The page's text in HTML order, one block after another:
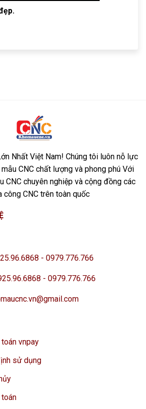
Nhất Việt Nam! Chúng tôi luôn nỗ lực
CNC chất lượng và phong phú Với
CNC chuyên nghiệp và cộng đồng các
công CNC trên toàn quốc
- 0979.776.766
- 0979.776.766
vnpay
sử dụng
toán